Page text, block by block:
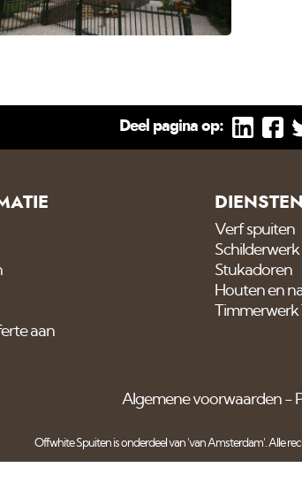
Deel pagina op:
aan
DIENSTEN
Verf spuiten
Schilderwerk
Stukadoren
Houten en
Algemene voorwaarden
Offwhite Spuiten is onderdeel van 'van Amsterdam'. Alle